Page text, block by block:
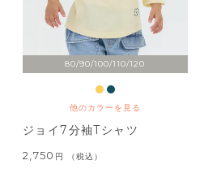
80/90/100/110/120
他のカラーを見る
ジョイ7分袖Tシャツ
2,750 税込